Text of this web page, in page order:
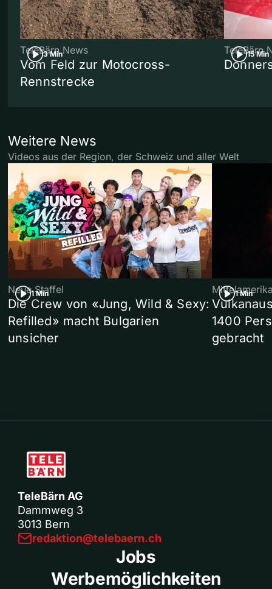
3 Min
TeleBärn News
Vom Feld zur Motocross-
Rennstrecke
15 Min
TeleBärn
Weitere News
Videos aus der Region, der Schweiz und aller Welt
1 Min
Neue Staffel
Die Crew von «Jung, Wild & Sexy:
Refilled» macht Bulgarien
unsicher
1 Min
1400
gebracht
TeleBärn AG
Dammweg 3
3013 Bern
redaktion@telebaern.ch
Jobs
Werbemöglichkeiten